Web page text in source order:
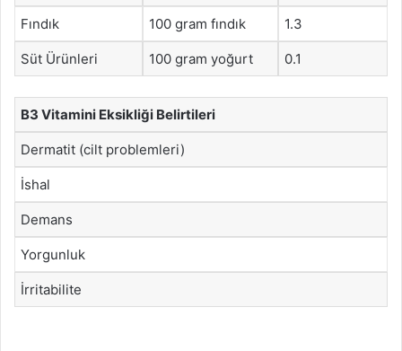
Fındık 100 gram fındık 1.3
Süt Ürünleri 100 gram yoğurt 0.1
B3 Vitamini Eksikliği Belirtileri
Dermatit (cilt problemleri)
İshal
Demans
Yorgunluk
İrritabilite